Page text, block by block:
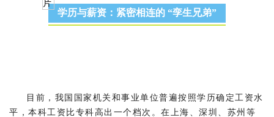
学历与薪资：紧密相连的 “孪生兄弟”
目前，我国国家机关和事业单位普遍按照学历确定工资水
平，本科工资比专科高出一个档次。在上海、深圳、苏州等